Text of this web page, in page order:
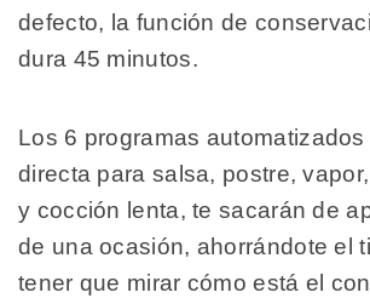
defecto, la función de
dura 45 minutos.
Los 6 programas
directa para salsa, postre,
y cocción lenta, te sacarán de
de una ocasión, ahorrándote el
tener que mirar cómo está el